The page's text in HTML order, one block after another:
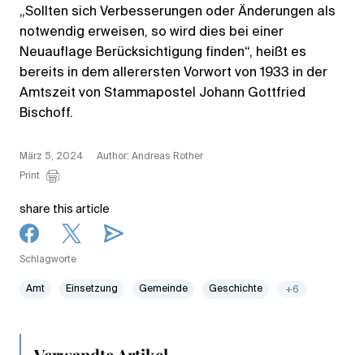
„Sollten sich Verbesserungen oder Änderungen als
notwendig erweisen, so wird dies bei einer
Neuauflage Berücksichtigung finden“, heißt es
bereits in dem allerersten Vorwort von 1933 in der
Amtszeit von Stammapostel Johann Gottfried
Bischoff.
März 5, 2024
Author: Andreas Rother
Print
share this article
Schlagworte
Amt Einsetzung Gemeinde Geschichte +6